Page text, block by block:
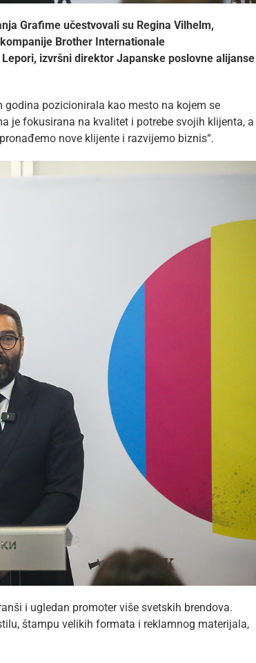
Grafime učestvovali su Regina Vilhelm,
Brother Internationale
izvršni direktor Japanske poslovne alijanse
pozicionirala kao mesto na kojem se
je fokusirana na kvalitet i potrebe svojih klijenta, a
nove klijente i razvijemo biznis“.
i ugledan promoter više svetskih brendova.
štampu velikih formata i reklamnog materijala,